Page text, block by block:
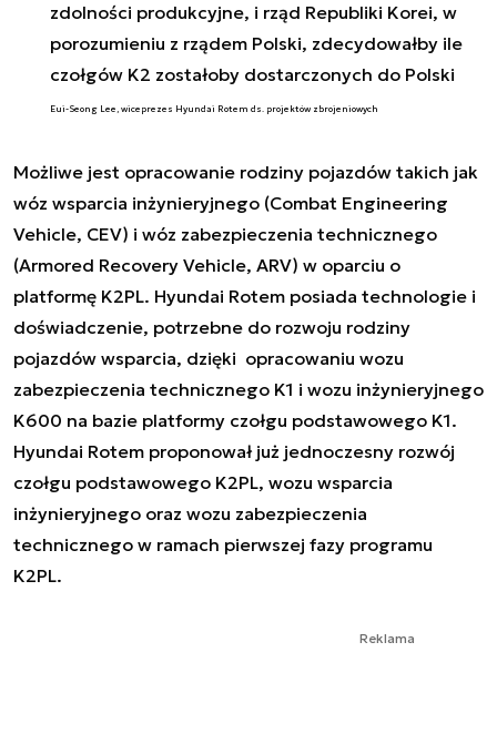
zdolności produkcyjne, i rząd Republiki Korei, w
porozumieniu z rządem Polski, zdecydowałby ile
czołgów K2 zostałoby dostarczonych do Polski
Eui-Seong Lee, wiceprezes Hyundai Rotem ds. projektów zbrojeniowych
Możliwe jest opracowanie rodziny pojazdów takich jak
wóz wsparcia inżynieryjnego (Combat Engineering
Vehicle, CEV) i wóz zabezpieczenia technicznego
(Armored Recovery Vehicle, ARV) w oparciu o
platformę K2PL. Hyundai Rotem posiada technologie i
doświadczenie, potrzebne do rozwoju rodziny
pojazdów wsparcia, dzięki opracowaniu wozu
zabezpieczenia technicznego K1 i wozu inżynieryjnego
K600 na bazie platformy czołgu podstawowego K1.
Hyundai Rotem proponował już jednoczesny rozwój
czołgu podstawowego K2PL, wozu wsparcia
inżynieryjnego oraz wozu zabezpieczenia
technicznego w ramach pierwszej fazy programu
K2PL.
Reklama